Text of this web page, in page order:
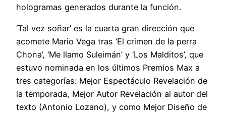
hologramas generados durante la función.
‘Tal vez soñar’ es la cuarta gran dirección que
acomete Mario Vega tras ‘El crimen de la perra
Chona’, ‘Me llamo Suleimán’ y ‘Los Malditos’, que
estuvo nominada en los últimos Premios Max a
tres categorías: Mejor Espectáculo Revelación de
la temporada, Mejor Autor Revelación al autor del
texto (Antonio Lozano), y como Mejor Diseño de